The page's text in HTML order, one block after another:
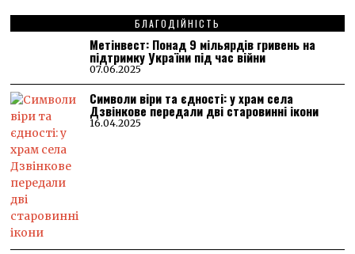
БЛАГОДІЙНІСТЬ
Метінвест: Понад 9 мільярдів гривень на
підтримку України під час війни
07.06.2025
Символи віри та єдності: у храм села
Дзвінкове передали дві старовинні ікони
16.04.2025